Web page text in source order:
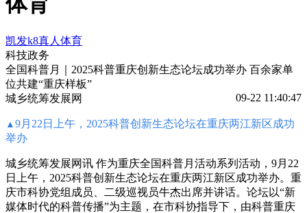
凯发k8真人体育
科技政务
全国科普月｜2025科普重庆创新生态论坛成功举办 百余家单
位共建“重庆样板”
城乡统筹发展网
09-22 11:40:47
▲9月22日上午，2025科普创新生态论坛在重庆两江新区成功
举办
城乡统筹发展网讯 作为重庆全国科普月活动系列活动，9月22
日上午，2025科普创新生态论坛在重庆两江新区成功举办。重
庆市科协党组成员、二级巡视员牛杰出席并讲话。论坛以“新
媒体时代的科普传播”为主题，在市科协指导下，由科普重庆